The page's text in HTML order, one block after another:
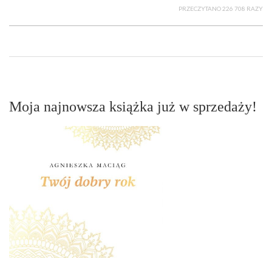
PRZECZYTANO 226 708 RAZY
Moja najnowsza książka już w sprzedaży!